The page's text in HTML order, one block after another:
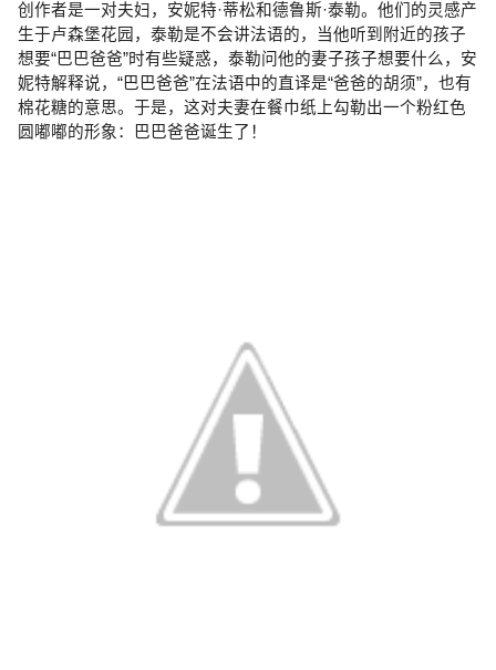
创作者是一对夫妇，安妮特·蒂松和德鲁斯·泰勒。他们的灵感产
生于卢森堡花园，泰勒是不会讲法语的，当他听到附近的孩子
想要“巴巴爸爸”时有些疑惑，泰勒问他的妻子孩子想要什么，安
妮特解释说，“巴巴爸爸”在法语中的直译是“爸爸的胡须”，也有
棉花糖的意思。于是，这对夫妻在餐巾纸上勾勒出一个粉红色
圆嘟嘟的形象：巴巴爸爸诞生了！